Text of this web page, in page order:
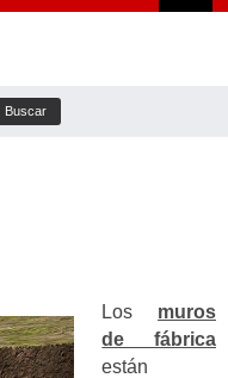
Los muros
de fábrica
están